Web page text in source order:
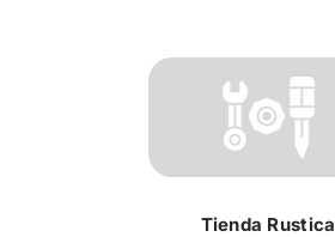
Tienda Rustica